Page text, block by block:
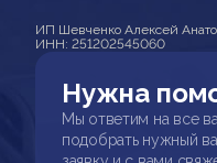
ИП Шевченко Алексей
ИНН: 251202545060
Нужна
Мы ответим на все
подобрать нужный